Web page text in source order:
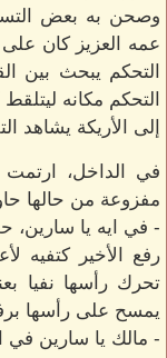
وصحن به بعض
عمه العزيز كان
التحكم يبحث بين
التحكم مكانه
إلى الأريكة يشاهد
في الداخل، ارتمت
مفزوعة من حالها
- في ايه يا سارين،
رفع الأخير كتفيه
تحرك رأسها نفيا
يمسح على رأسها
- مالك يا سارين في